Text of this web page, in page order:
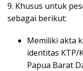
9. Khusus untuk
sebagai berikut:
Memiliki akta
identitas KTP/
Papua Barat